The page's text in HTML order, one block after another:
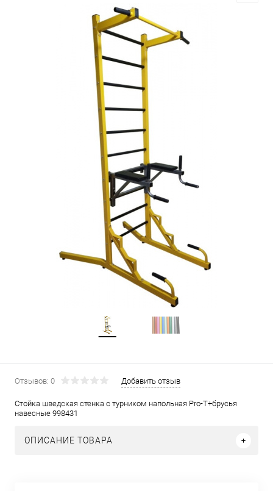
Отзывов: 0 Добавить отзыв
Стойка шведская стенка с турником напольная Pro-T+брусья
навесные 998431
ОПИСАНИЕ ТОВАРА